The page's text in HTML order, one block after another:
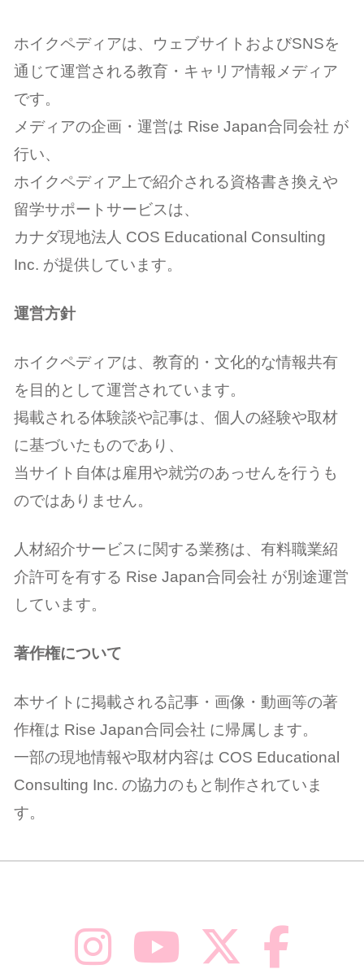
ホイクペディアは、ウェブサイトおよびSNSを
通じて運営される教育・キャリア情報メディア
です。
メディアの企画・運営は Rise Japan合同会社 が
行い、
ホイクペディア上で紹介される資格書き換えや
留学サポートサービスは、
カナダ現地法人 COS Educational Consulting
Inc. が提供しています。
運営方針
ホイクペディアは、教育的・文化的な情報共有
を目的として運営されています。
掲載される体験談や記事は、個人の経験や取材
に基づいたものであり、
当サイト自体は雇用や就労のあっせんを行うも
のではありません。
人材紹介サービスに関する業務は、有料職業紹
介許可を有する Rise Japan合同会社 が別途運営
しています。
著作権について
本サイトに掲載される記事・画像・動画等の著
作権は Rise Japan合同会社 に帰属します。
一部の現地情報や取材内容は COS Educational
Consulting Inc. の協力のもと制作されていま
す。